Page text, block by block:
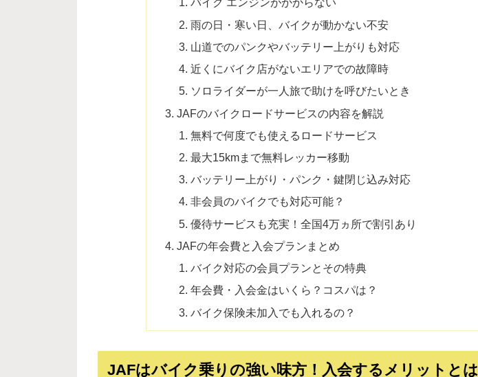
雨の日・寒い日、バイクが動かない不安
山道でのパンクやバッテリー上がりも対応
近くにバイク店がないエリアでの故障時
ソロライダーが一人旅で助けを呼びたいとき
JAFのバイクロードサービスの内容を解説
無料で何度でも使えるロードサービス
最大15kmまで無料レッカー移動
バッテリー上がり・パンク・鍵閉じ込み対応
非会員のバイクでも対応可能？
優待サービスも充実！全国4万ヵ所で割引あり
JAFの年会費と入会プランまとめ
バイク対応の会員プランとその特典
年会費・入会金はいくら？コスパは？
バイク保険未加入でも入れるの？
JAFはバイク乗りの強い味方！入会するメリットとは